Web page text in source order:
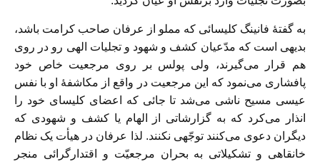
به گفتۀ فانینگ کلیسائی که مملو از عرفان صاحب کرامت باشد،
بدیهی است که مدّعیان کشف و شهود و تجلیات الهی رو در روی
هم قرار می‌گیرند، ولی پولس بر روی مرجعیت خاص خود
پافشاری می‌نمود که این مرجعیت در واقع از مکاشفۀ او با نفس
عیسی مسیح ناشی می‌شد تا جائی که اعضای کلیسای خود را
انذار می‌کرد که به گزارشاتی از الهام یا کشف و شهودی که
دیگران دعوی می‌کنند توجّهی نکنند. لذا عرفان در هیأت یک نظام
خانقاهی و تشکیلاتی به بحران مرجعیّت و اقتدارگرائی منجر